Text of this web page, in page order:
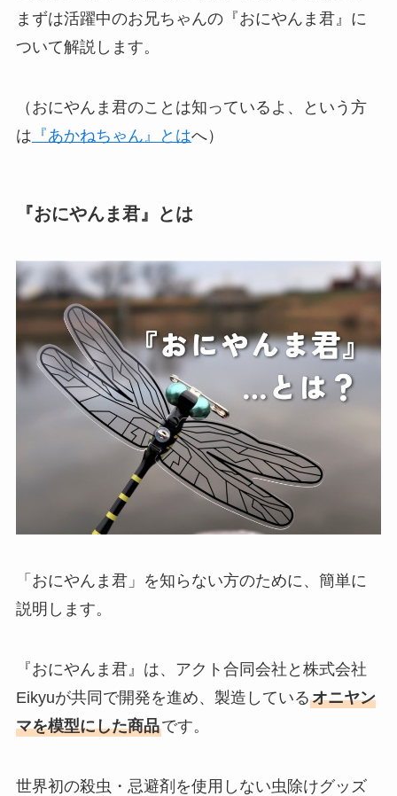
まずは活躍中のお兄ちゃんの『おにやんま君』に
ついて解説します。
（おにやんま君のことは知っているよ、という方
は 『あかねちゃん』とはへ）
『おにやんま君』とは
「おにやんま君」を知らない方のために、簡単に
説明します。
『おにやんま君』は、アクト合同会社と株式会社
Eikyuが共同で開発を進め、製造しているオニヤン
マを模型にした商品です。
世界初の殺虫・忌避剤を使用しない虫除けグッズ